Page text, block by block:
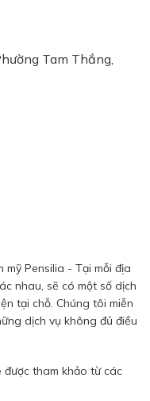
Tam Thắng,
Pensilia - Tại mỗi địa
nhau, sẽ có một số dịch
tại chỗ. Chúng tôi miễn
dịch vụ không đủ điều
tham khảo từ các